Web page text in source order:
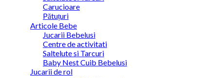
Carucioare
Pătuțuri
Articole Bebe
Jucarii Bebelusi
Centre de activitati
Saltelute si Tarcuri
Baby Nest Cuib Bebelusi
Jucarii de rol